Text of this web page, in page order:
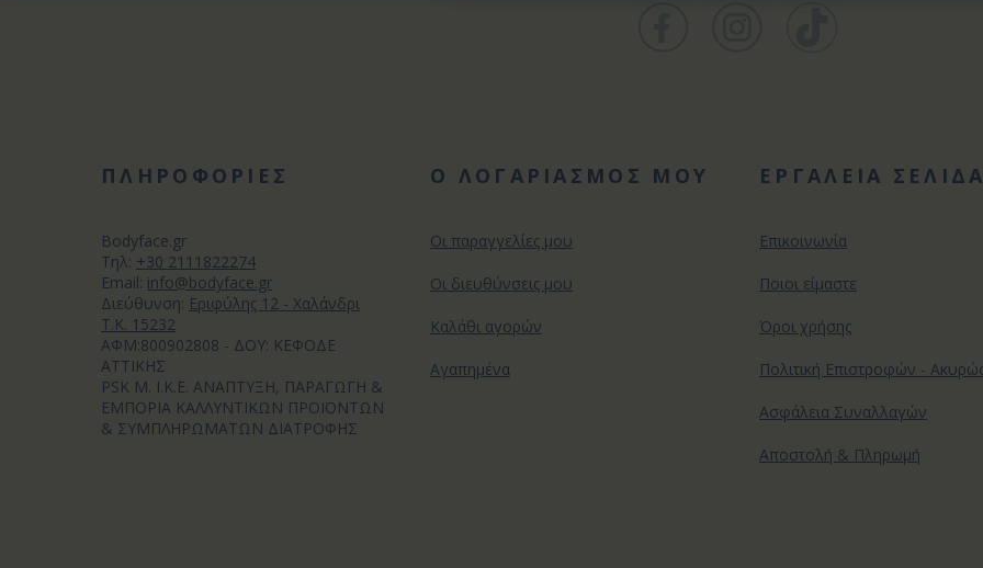
ΠΛΗΡΟΦΟΡΙΕΣ
Bodyface.gr
Tηλ: +30 2111822274
Email: info@bodyface.gr
Διεύθυνση: Εριφύλης 12 - Χαλάνδρι
Τ.Κ. 15232
ΑΦΜ:800902808 - ΔΟΥ: ΚΕΦΟΔΕ
ΑΤΤΙΚΗΣ
PSK M. I.K.E. ΑΝΑΠΤΥΞΗ, ΠΑΡΑΓΩΓΗ &
ΕΜΠΟΡΙΑ ΚΑΛΛΥΝΤΙΚΩΝ ΠΡΟΪΟΝΤΩΝ
& ΣΥΜΠΛΗΡΩΜΑΤΩΝ ΔΙΑΤΡΟΦΗΣ
Ο ΛΟΓΑΡΙΑΣΜΟΣ ΜΟΥ
Οι παραγγελίες μου
Οι διευθύνσεις μου
Καλάθι αγορών
Αγαπημένα
ΕΡΓΑΛΕΙΑ
Επικοινωνία
Ποιοι είμαστε
Όροι χρήσης
Πολιτική Επιστροφών -
Ασφάλεια Συναλλαγών
Αποστολή & Πληρωμή